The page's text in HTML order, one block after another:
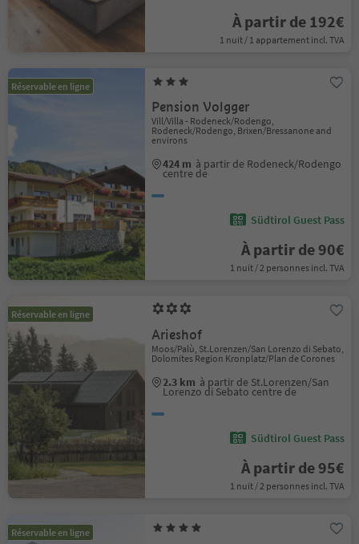
À partir de 192€
1 nuit / 1 appartement incl. TVA
Réservable en ligne
Pension Volgger
Vill/Villa - Rodeneck/Rodengo,
Rodeneck/Rodengo, Brixen/Bressanone and
environs
424 m à partir de Rodeneck/Rodengo
centre de
Südtirol Guest Pass
À partir de 90€
1 nuit / 2 personnes incl. TVA
Réservable en ligne
Arieshof
Moos/Palù, St.Lorenzen/San Lorenzo di Sebato,
Dolomites Region Kronplatz/Plan de Corones
2.3 km à partir de St.Lorenzen/San
Lorenzo di Sebato centre de
Südtirol Guest Pass
À partir de 95€
1 nuit / 2 personnes incl. TVA
Réservable en ligne